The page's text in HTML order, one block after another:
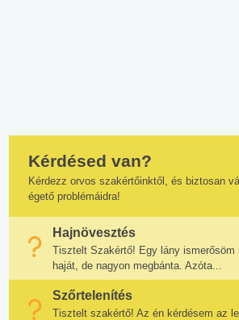
Kérdésed van?
Kérdezz orvos szakértőinktől, és biztosan
égető problémáidra!
Hajnövesztés
Tisztelt Szakértő! Egy lány ismerősöm
haját, de nagyon megbánta. Azóta...
Szőrtelenítés
Tisztelt szakértő! Az én kérdésem az